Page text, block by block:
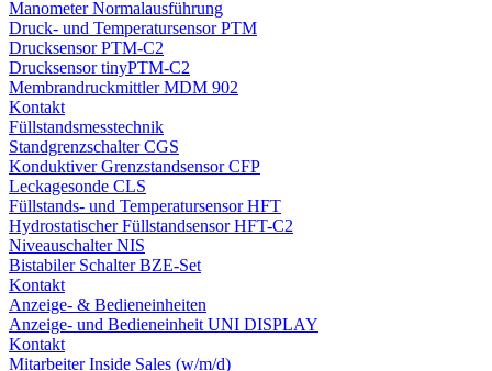
Manometer Normalausführung
Druck- und Temperatursensor PTM
Drucksensor PTM-C2
Drucksensor tinyPTM-C2
Membrandruckmittler MDM 902
Kontakt
Füllstandsmesstechnik
Standgrenzschalter CGS
Konduktiver Grenzstandsensor CFP
Leckagesonde CLS
Füllstands- und Temperatursensor HFT
Hydrostatischer Füllstandsensor HFT-C2
Niveauschalter NIS
Bistabiler Schalter BZE-Set
Kontakt
Anzeige- & Bedieneinheiten
Anzeige- und Bedieneinheit UNI DISPLAY
Kontakt
Mitarbeiter Inside Sales (w/m/d)